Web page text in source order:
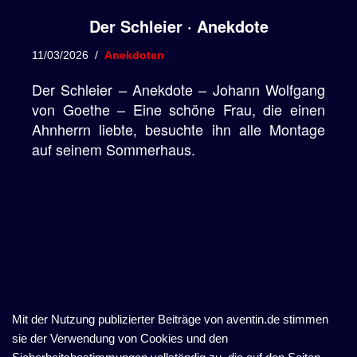
Der Schleier · Anekdote
11/03/2026 Anekdoten
Der Schleier – Anekdote – Johann Wolfgang
von Goethe – Eine schöne Frau, die einen
Ahnherrn liebte, besuchte ihn alle Montage
auf seinem Sommerhaus.
Mit der Nutzung publizierter Beiträge von aventin.de stimmen
sie der Verwendung von Cookies und den